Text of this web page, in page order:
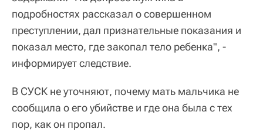
подробностях рассказал о совершенном
преступлении, дал признательные показания и
показал место, где закопал тело ребенка", -
информирует следствие.
В СУСК не уточняют, почему мать мальчика не
сообщила о его убийстве и где она была с тех
пор, как он пропал.